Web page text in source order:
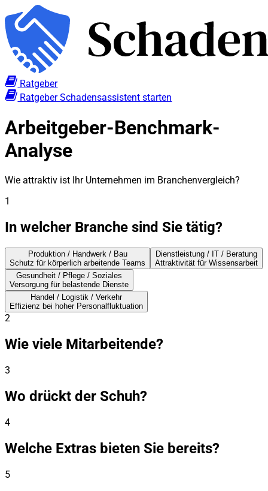
Ratgeber
RatgeberSchadensassistent starten
Arbeitgeber-Benchmark-
Analyse
Wie attraktiv ist Ihr Unternehmen im Branchenvergleich?
1
In welcher Branche sind Sie tätig?
Produktion / Handwerk / Bau
Schutz für körperlich arbeitende Teams
Dienstleistung / IT / Beratung
Attraktivität für Wissensarbeit
Gesundheit / Pflege / Soziales
Versorgung für belastende Dienste
Handel / Logistik / Verkehr
Effizienz bei hoher Personalfluktuation
2
Wie viele Mitarbeitende?
3
Wo drückt der Schuh?
4
Welche Extras bieten Sie bereits?
5